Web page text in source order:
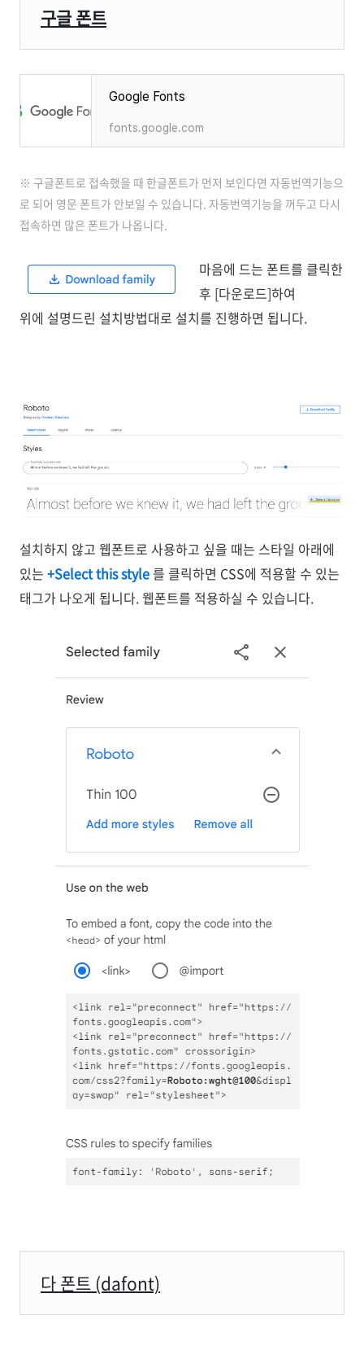
구글 폰트
Google Fonts
fonts.google.com
※ 구글폰트로 접속했을 때 한글폰트가 먼저 보인다면 자동번역기능으
로 되어 영문 폰트가 안보일 수 있습니다. 자동번역기능을 꺼두고 다시
접속하면 많은 폰트가 나옵니다.
마음에 드는 폰트를 클릭한
후 [다운로드]하여
위에 설명드린 설치방법대로 설치를 진행하면 됩니다.
설치하지 않고 웹폰트로 사용하고 싶을 때는 스타일 아래에
있는 +Select this style 를 클릭하면 CSS에 적용할 수 있는
태그가 나오게 됩니다. 웹폰트를 적용하실 수 있습니다.
다 폰트 (dafont)